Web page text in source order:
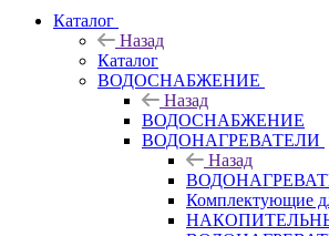
Каталог
Назад
Каталог
ВОДОСНАБЖЕНИЕ
Назад
ВОДОСНАБЖЕНИЕ
ВОДОНАГРЕВАТЕЛИ
Назад
Комплектующие